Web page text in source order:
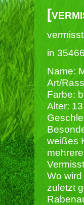
in
Name:
Art/
Farbe:
Alter:
weißes
Wo
zuletzt